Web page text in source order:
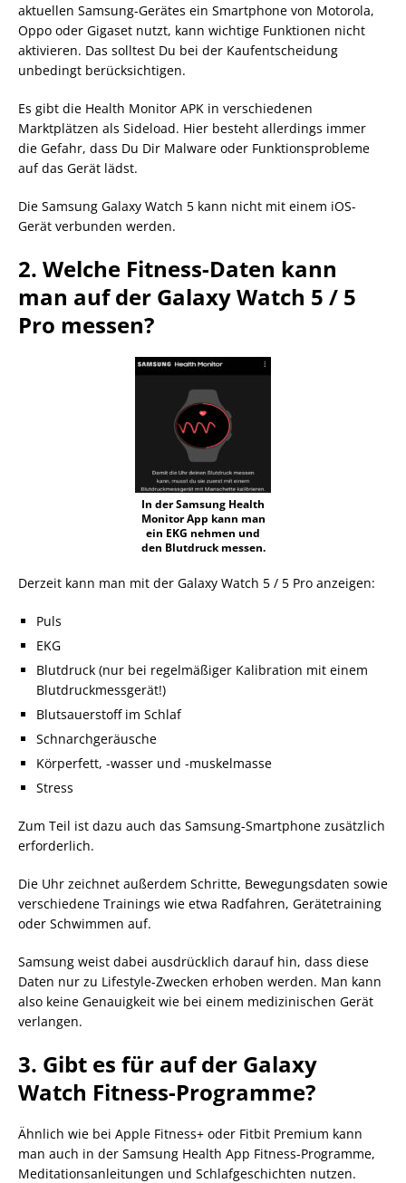
aktuellen Samsung-Gerätes ein Smartphone von Motorola,
Oppo oder Gigaset nutzt, kann wichtige Funktionen nicht
aktivieren. Das solltest Du bei der Kaufentscheidung
unbedingt berücksichtigen.
Es gibt die Health Monitor APK in verschiedenen
Marktplätzen als Sideload. Hier besteht allerdings immer
die Gefahr, dass Du Dir Malware oder Funktionsprobleme
auf das Gerät lädst.
Die Samsung Galaxy Watch 5 kann nicht mit einem iOS-
Gerät verbunden werden.
2. Welche Fitness-Daten kann
man auf der Galaxy Watch 5 / 5
Pro messen?
In der Samsung Health
Monitor App kann man
ein EKG nehmen und
den Blutdruck messen.
Derzeit kann man mit der Galaxy Watch 5 / 5 Pro anzeigen:
Puls
EKG
Blutdruck (nur bei regelmäßiger Kalibration mit einem
Blutdruckmessgerät!)
Blutsauerstoff im Schlaf
Schnarchgeräusche
Körperfett, -wasser und -muskelmasse
Stress
Zum Teil ist dazu auch das Samsung-Smartphone zusätzlich
erforderlich.
Die Uhr zeichnet außerdem Schritte, Bewegungsdaten sowie
verschiedene Trainings wie etwa Radfahren, Gerätetraining
oder Schwimmen auf.
Samsung weist dabei ausdrücklich darauf hin, dass diese
Daten nur zu Lifestyle-Zwecken erhoben werden. Man kann
also keine Genauigkeit wie bei einem medizinischen Gerät
verlangen.
3. Gibt es für auf der Galaxy
Watch Fitness-Programme?
Ähnlich wie bei Apple Fitness+ oder Fitbit Premium kann
man auch in der Samsung Health App Fitness-Programme,
Meditationsanleitungen und Schlafgeschichten nutzen.